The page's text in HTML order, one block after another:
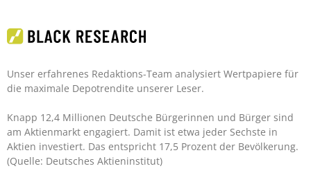
Unser erfahrenes Redaktions-Team analysiert Wertpapiere für
die maximale Depotrendite unserer Leser.
Knapp 12,4 Millionen Deutsche Bürgerinnen und Bürger sind
am Aktienmarkt engagiert. Damit ist etwa jeder Sechste in
Aktien investiert. Das entspricht 17,5 Prozent der Bevölkerung.
(Quelle: Deutsches Aktieninstitut)